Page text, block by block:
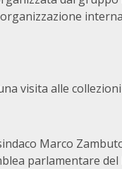
visita alle collezioni
Marco
parlamentare